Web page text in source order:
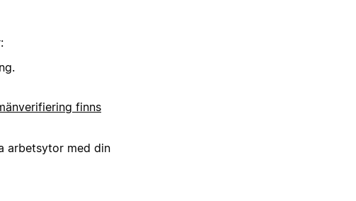
finns
arbetsytor med din